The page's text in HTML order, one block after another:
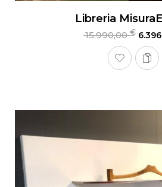
Libreria
15.990,00€